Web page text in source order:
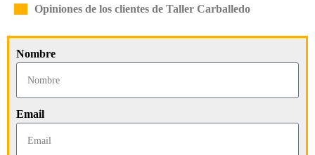
Opiniones de los clientes de Taller Carballedo
Nombre
Email